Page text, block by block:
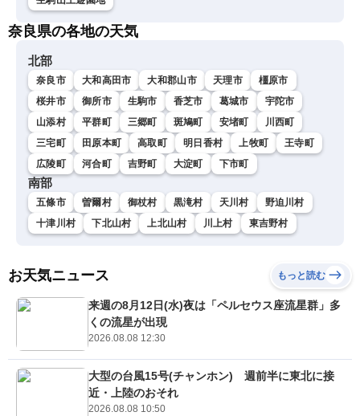
奈良県の各地の天気
北部
奈良市 大和高田市 大和郡山市 天理市
橿原市
桜井市
御所市 生駒市 香芝市 葛城市
宇陀市
山添村
平群町 三郷町 斑鳩町 安堵町
川西町
三宅町
田原本町 高取町 明日香村 上牧町
王寺町
広陵町
河合町 吉野町 大淀町 下市町
南部
五條市 曽爾村 御杖村 黒滝村 天川村
野迫川村
十津川村
下北山村 上北山村 川上村 東吉野村
お天気ニュース もっと読む
来週の8月12日(水)夜は「ペルセウス座流星群」多
くの流星が出現
2026.08.08 12:30
大型の台風15号(チャンホン) 週前半に東北に接
近・上陸のおそれ
2026.08.08 10:50